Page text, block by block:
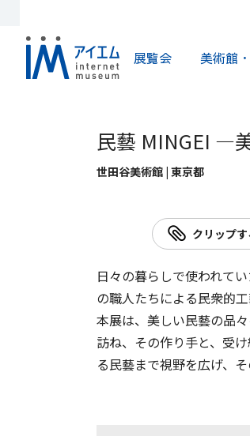
展覧会 美術館
民藝 MINGEI ―
世田谷美術館 | 東京都
クリップす
日々の暮らしで使われて
の職人たちによる民衆的
本展は、美しい民藝の品
訪ね、その作り手と、受
る民藝まで視野を広げ、